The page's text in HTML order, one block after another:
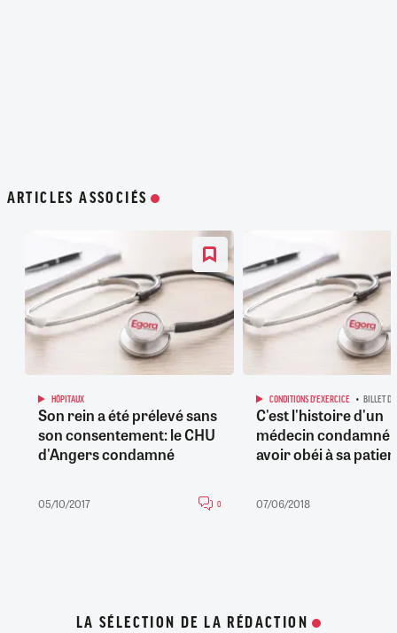
ARTICLES ASSOCIÉS
HÔPITAUX
Son rein a été prélevé sans
son consentement: le CHU
d'Angers condamné
05/10/2017 0
CONDITIONS D'EXERCICE BILLET
C'est l'histoire d'un
médecin condamné
avoir obéi à sa
07/06/2018
LA SÉLECTION DE LA RÉDACTION